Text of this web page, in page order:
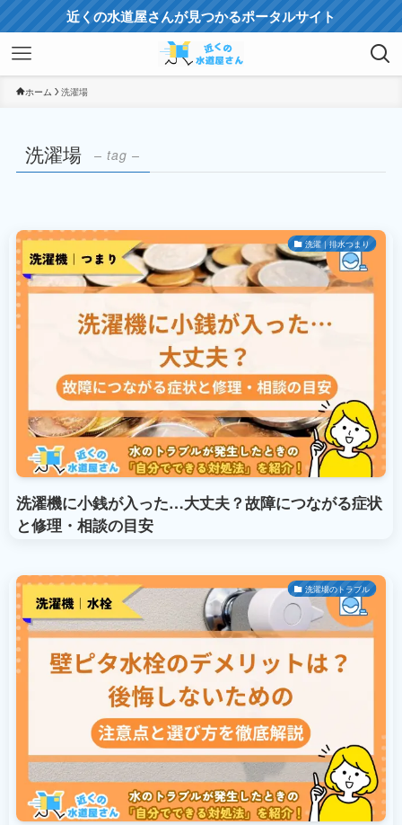
近くの水道屋さんが見つかるポータルサイト
ホーム 洗濯場
洗濯場 – tag –
洗濯｜排水つまり
洗濯機に小銭が入った…大丈夫？故障につながる症状
と修理・相談の目安
洗濯場のトラブル